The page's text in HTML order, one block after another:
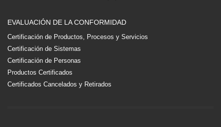
EVALUACIÓN DE LA CONFORMIDAD
Certificación de Productos, Procesos y Servicios
Certificación de Sistemas
Certificación de Personas
Productos Certificados
Certificados Cancelados y Retirados